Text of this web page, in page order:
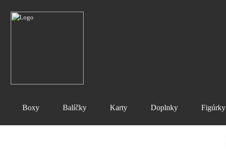
Boxy Balíčky Karty Doplnky Figúrky